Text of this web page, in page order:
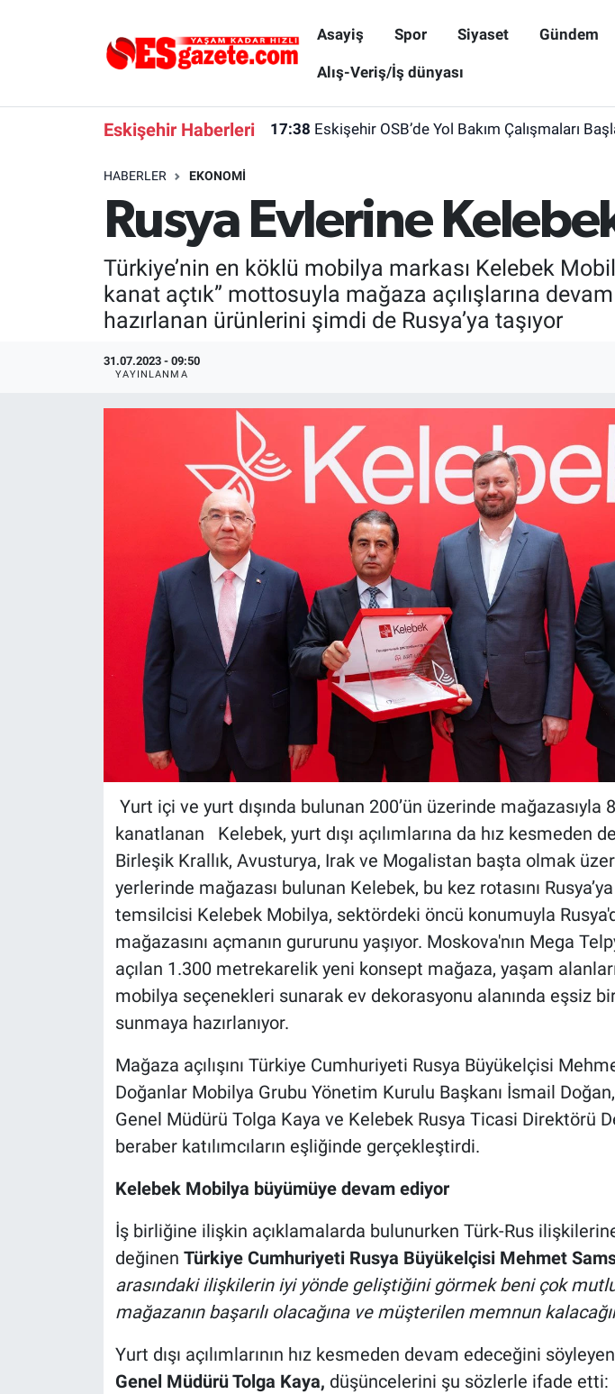
Asayiş Spor Siyaset Gündem
Alış-Veriş/İş dünyası
Eskişehir Haberleri 17:38 Eskişehir OSB’de Yol Bakım Çalışmaları
HABERLER EKONOMI
Rusya Evlerine
Türkiye’nin en köklü mobilya markası Kelebek
kanat açtık” mottosuyla mağaza açılışlarına
hazırlanan ürünlerini şimdi de Rusya’ya taşıyor
31.07.2023 - 09:50
YAYINLANMA
Yurt içi ve yurt dışında bulunan 200’ün üzerinde mağazasıyla
kanatlanan Kelebek, yurt dışı açılımlarına da hız kesmeden
Birleşik Krallık, Avusturya, Irak ve Mogalistan başta olmak
yerlerinde mağazası bulunan Kelebek, bu kez rotasını
temsilcisi Kelebek Mobilya, sektördeki öncü konumuyla
mağazasını açmanın gururunu yaşıyor. Moskova'nın Mega
açılan 1.300 metrekarelik yeni konsept mağaza, yaşam
mobilya seçenekleri sunarak ev dekorasyonu alanında eşsiz
sunmaya hazırlanıyor.
Mağaza açılışını Türkiye Cumhuriyeti Rusya Büyükelçisi
Doğanlar Mobilya Grubu Yönetim Kurulu Başkanı İsmail
Genel Müdürü Tolga Kaya ve Kelebek Rusya Ticasi Direktörü
beraber katılımcıların eşliğinde gerçekleştirdi.
Kelebek Mobilya büyümüye devam ediyor
İş birliğine ilişkin açıklamalarda bulunurken Türk-Rus
değinen Türkiye Cumhuriyeti Rusya Büyükelçisi Mehmet
arasındaki ilişkilerin iyi yönde geliştiğini görmek beni çok
mağazanın başarılı olacağına ve müşterilen memnun
Yurt dışı açılımlarının hız kesmeden devam edeceğini söyleyen
Genel Müdürü Tolga Kaya, düşüncelerini şu sözlerle ifade etti:
Eskişehirspor Arşivi
Röportaj
Bilim ve Teknoloji
Eskişehir Nöbetçi Eczaneler
Süper Lig Puan Durumu ve Fikstür
Son Dakika Haberleri